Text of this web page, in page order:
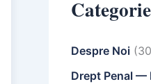
Despre Noi
Drept Penal —